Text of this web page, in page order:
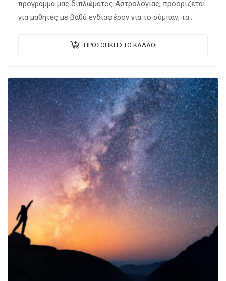
πρόγραμμα μας διπλώματος Αστρολογίας, προορίζεται
για μαθητές με βαθύ ενδιαφέρον για το σύμπαν, τα
ΠΡΟΣΘΉΚΗ ΣΤΟ ΚΑΛΆΘΙ